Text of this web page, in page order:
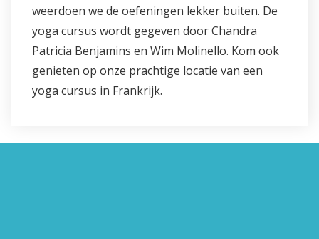
weerdoen we de oefeningen lekker buiten. De
yoga cursus wordt gegeven door Chandra
Patricia Benjamins en Wim Molinello. Kom ook
genieten op onze prachtige locatie van een
yoga cursus in Frankrijk.